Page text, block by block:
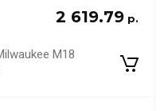
2 619.79 р.
M18